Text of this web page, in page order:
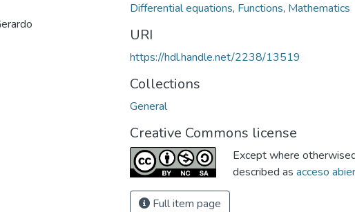
Differential equations, Functions, Mathematics
URI
https://hdl.handle.net/2238/13519
Collections
General
Creative Commons license
Except where
described as acceso
Full item page